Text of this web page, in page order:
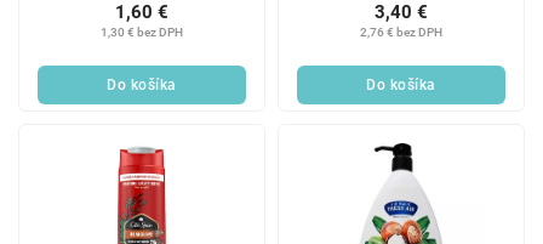
1,30 € bez DPH
1,60 €
Do košíka
2,76 € bez DPH
3,40 €
Do košíka